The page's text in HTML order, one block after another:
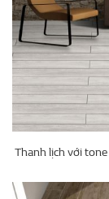
Thanh lịch với